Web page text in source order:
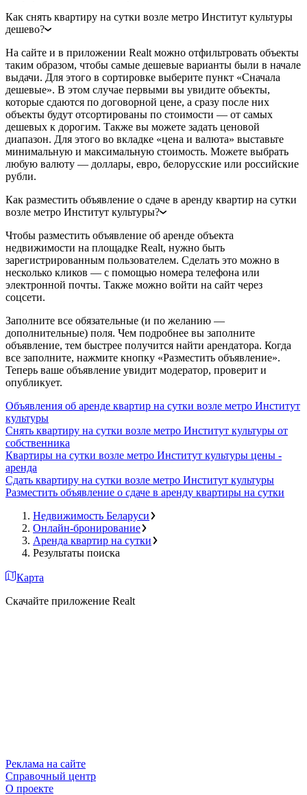
Как снять квартиру на сутки возле метро Институт культуры
дешево?
На сайте и в приложении Realt можно отфильтровать объекты
таким образом, чтобы самые дешевые варианты были в начале
выдачи. Для этого в сортировке выберите пункт «Сначала
дешевые». В этом случае первыми вы увидите объекты,
которые сдаются по договорной цене, а сразу после них
объекты будут отсортированы по стоимости — от самых
дешевых к дорогим. Также вы можете задать ценовой
диапазон. Для этого во вкладке «цена и валюта» выставьте
минимальную и максимальную стоимость. Можете выбрать
любую валюту — доллары, евро, белорусские или российские
рубли.
Как разместить объявление о сдаче в аренду квартир на сутки
возле метро Институт культуры?
Чтобы разместить объявление об аренде объекта
недвижимости на площадке Realt, нужно быть
зарегистрированным пользователем. Сделать это можно в
несколько кликов — с помощью номера телефона или
электронной почты. Также можно войти на сайт через
соцсети.
Заполните все обязательные (и по желанию —
дополнительные) поля. Чем подробнее вы заполните
объявление, тем быстрее получится найти арендатора. Когда
все заполните, нажмите кнопку «Разместить объявление».
Теперь ваше объявление увидит модератор, проверит и
опубликует.
Объявления об аренде квартир на сутки возле метро Институт
культуры
Снять квартиру на сутки возле метро Институт культуры от
собственника
Квартиры на сутки возле метро Институт культуры цены -
аренда
Сдать квартиру на сутки возле метро Институт культуры
Разместить объявление о сдаче в аренду квартиры на сутки
Недвижимость Беларуси
Онлайн-бронирование
Аренда квартир на сутки
Результаты поиска
Карта
Скачайте приложение Realt
Реклама на сайте
Справочный центр
О проекте